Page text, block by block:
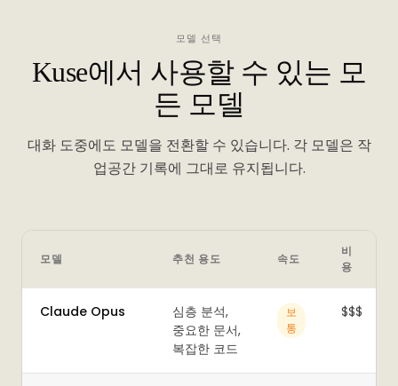
모델 선택
Kuse에서 사용할 수 있는 모
든 모델
대화 도중에도 모델을 전환할 수 있습니다. 각 모델은 작
업공간 기록에 그대로 유지됩니다.
모델 추천 용도 속도
비
용
Claude Opus
심층 분석,
중요한 문서,
복잡한 코드
보
통
$$$